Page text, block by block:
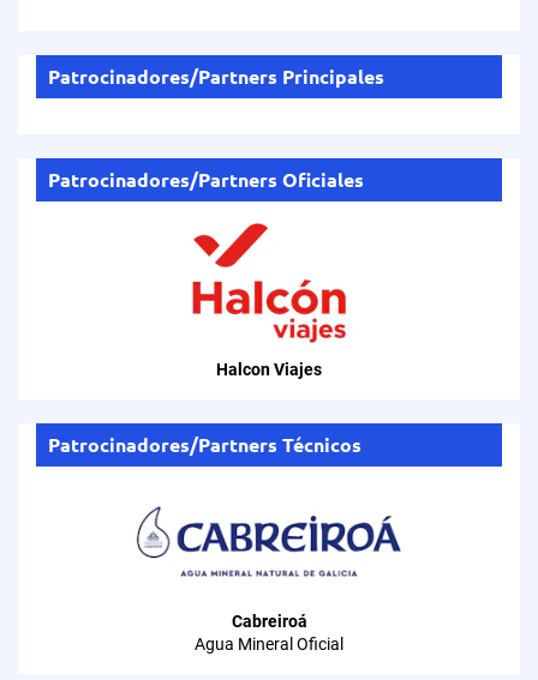
Patrocinadores/Partners Principales
Patrocinadores/Partners Oficiales
226ERS
Patrocinadores/Partners Técnicos